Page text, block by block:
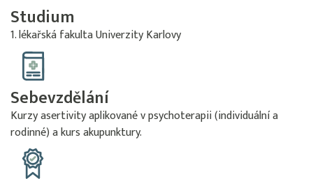
Studium
1. lékařská fakulta Univerzity Karlovy
Sebevzdělání
Kurzy asertivity aplikované v psychoterapii (individuální a
rodinné) a kurs akupunktury.